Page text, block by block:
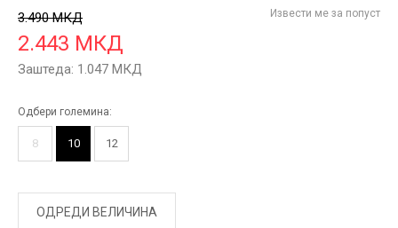
3.490 МКД
2.443 МКД
Заштеда: 1.047 МКД
Извести ме за попуст
Одбери големина:
8 10 12
ОДРЕДИ ВЕЛИЧИНА